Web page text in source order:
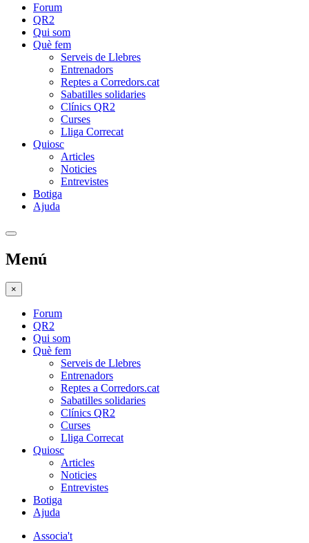
Forum
QR2
Qui som
Què fem
Serveis de Llebres
Entrenadors
Reptes a Corredors.cat
Sabatilles solidaries
Clínics QR2
Curses
Lliga Correcat
Quiosc
Articles
Noticies
Entrevistes
Botiga
Ajuda
Menú
×
Forum
QR2
Qui som
Què fem
Serveis de Llebres
Entrenadors
Reptes a Corredors.cat
Sabatilles solidaries
Clínics QR2
Curses
Lliga Correcat
Quiosc
Articles
Noticies
Entrevistes
Botiga
Ajuda
Associa't